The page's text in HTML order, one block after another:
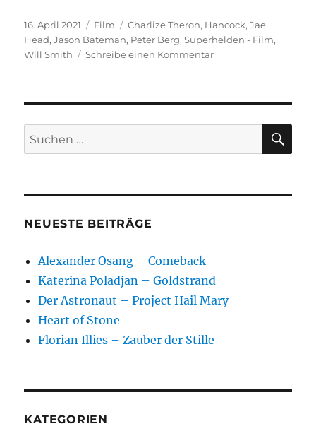
Veröffentlicht
am
16. April 2021 Kategorien
Film Schlagwörter
Charlize Theron, Hancock,Jae
Head,Jason Bateman, Peter Berg,Superhelden - Film,
Will Smith
Schreibe einen Kommentarzu
Suchen
nach:
NEUESTE BEITRÄGE
Alexander Osang – Comeback
Katerina Poladjan – Goldstrand
Der Astronaut – Project Hail Mary
Heart of Stone
Florian Illies – Zauber der Stille
KATEGORIEN